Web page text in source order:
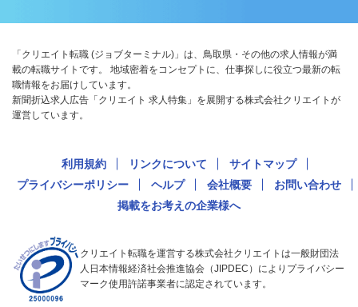
「クリエイト転職 (ジョブターミナル)」は、鳥取県・その他の求人情報が満
載の転職サイトです。 地域密着をコンセプトに、仕事探しに役立つ最新の転
職情報をお届けしています。
新聞折込求人広告「クリエイト 求人特集」を展開する株式会社クリエイトが
運営しています。
利用規約 リンクについて
サイトマップ
プライバシーポリシー
ヘルプ 会社概要
お問い合わせ
掲載をお考えの企業様へ
クリエイト転職を運営する株式会社クリエイトは一般財団法
人日本情報経済社会推進協会（JIPDEC）によりプライバシー
マーク使用許諾事業者に認定されています。